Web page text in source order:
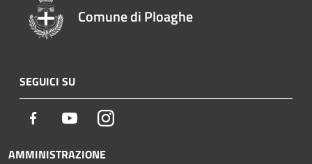
Comune di Ploaghe
SEGUICI SU
Facebook YoutubeInstagram
AMMINISTRAZIONE